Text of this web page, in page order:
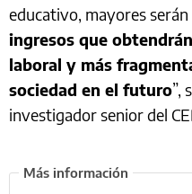
educativo, mayores serán
ingresos que
laboral y más
sociedad en el futuro”,
investigador senior del